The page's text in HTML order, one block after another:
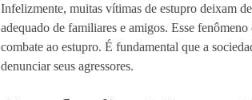
Infelizmente, muitas vítimas de estupro deixam
adequado de familiares e amigos. Esse
combate ao estupro. É fundamental que a
denunciar seus agressores.